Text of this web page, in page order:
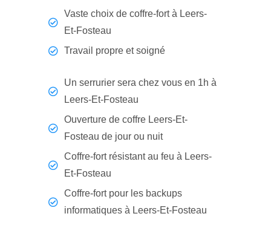
Vaste choix de coffre-fort à Leers-
Et-Fosteau
Travail propre et soigné
Un serrurier sera chez vous en 1h à
Leers-Et-Fosteau
Ouverture de coffre Leers-Et-
Fosteau de jour ou nuit
Coffre-fort résistant au feu à Leers-
Et-Fosteau
Coffre-fort pour les backups
informatiques à Leers-Et-Fosteau